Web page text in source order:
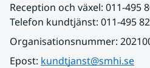
Reception och växel: 011-495
Telefon kundtjänst: 011-495
Organisationsnummer:
Epost: kundtjanst@smhi.se